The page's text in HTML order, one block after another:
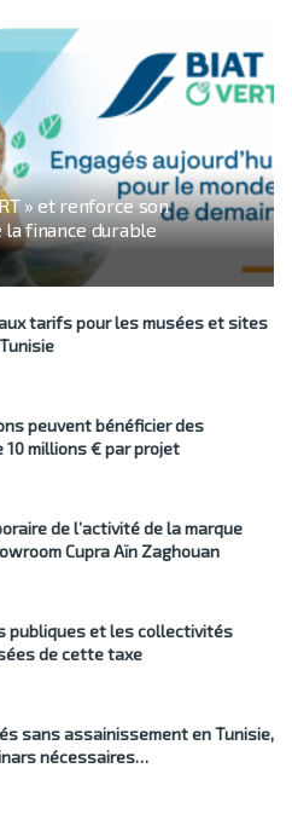
» et renforce son
la finance durable
tarifs pour les musées et sites
peuvent bénéficier des
millions € par projet
de l’activité de la marque
Cupra Aïn Zaghouan
publiques et les collectivités
de cette taxe
sans assainissement en Tunisie,
nécessaires…